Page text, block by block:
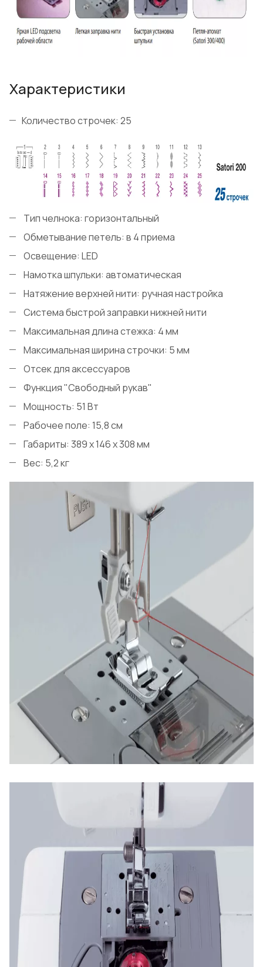
Характеристики
Количество строчек: 25
Тип челнока: горизонтальный
Обметывание петель: в 4 приема
Освещение: LED
Намотка шпульки: автоматическая
Натяжение верхней нити: ручная настройка
Система быстрой заправки нижней нити
Максимальная длина стежка: 4 мм
Максимальная ширина строчки: 5 мм
Отсек для аксессуаров
Функция "Свободный рукав"
Мощность: 51 Вт
Рабочее поле: 15,8 см
Габариты: 389 х 146 х 308 мм
Вес: 5,2 кг